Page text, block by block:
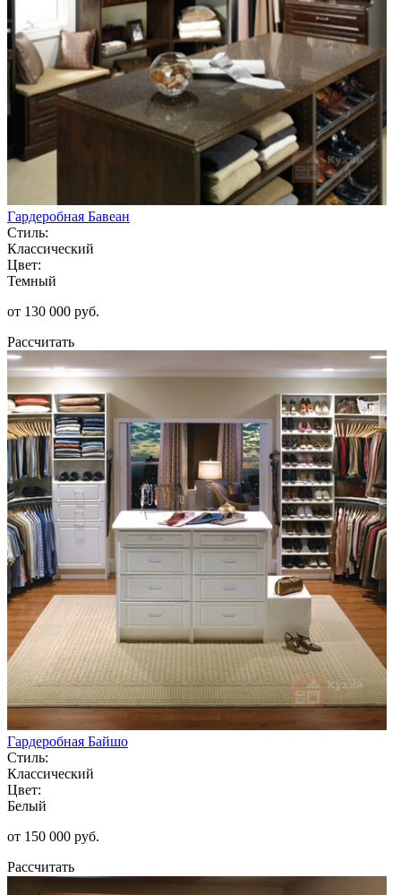
Гардеробная Бавеан
Стиль:
Классический
Цвет:
Темный
от 130 000 руб.
Рассчитать
Гардеробная Байшо
Стиль:
Классический
Цвет:
Белый
от 150 000 руб.
Рассчитать